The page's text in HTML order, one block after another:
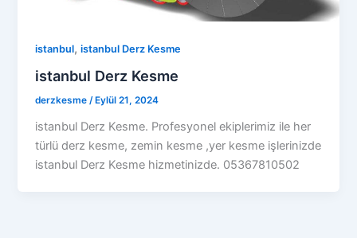
istanbul,istanbul Derz Kesme
istanbul Derz Kesme
derzkesme/ Eylül 21, 2024
istanbul Derz Kesme. Profesyonel ekiplerimiz ile her
türlü derz kesme, zemin kesme ,yer kesme işlerinizde
istanbul Derz Kesme hizmetinizde. 05367810502